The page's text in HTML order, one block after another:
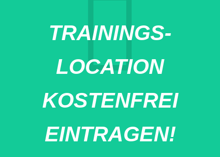
TRAININGS-
LOCATION
KOSTENFREI
EINTRAGEN!